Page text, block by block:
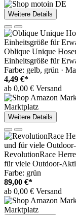
Weitere Details
Oblique Unique
Einheitsgröße für
Farbe: gelb, grün ·
4,49 €*
ab 0,00 € Versand
Marktplatz
Weitere Details
RevolutionRace
für viele Outdoor-
Farbe: grün
89,00 €*
ab 0,00 € Versand
Marktplatz